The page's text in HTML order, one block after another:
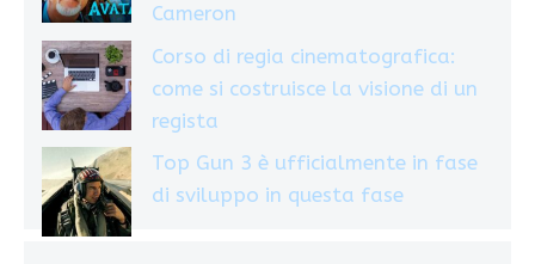
Cameron
Corso di regia cinematografica:
come si costruisce la visione di un
regista
Top Gun 3 è ufficialmente in fase
di sviluppo in questa fase